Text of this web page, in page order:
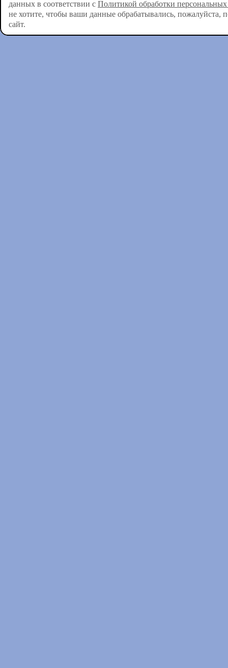
данных в соответствии с Политикой обработки
не хотите, чтобы ваши данные обрабатывались, пожалуйста,
сайт.